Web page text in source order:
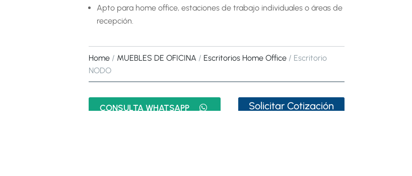
Apto para home office, estaciones de trabajo individuales o áreas de
recepción.
Home/ MUEBLES DE OFICINA / Escritorios Home Office/ Escritorio
NODO
CONSULTA WHATSAPP Solicitar Cotización